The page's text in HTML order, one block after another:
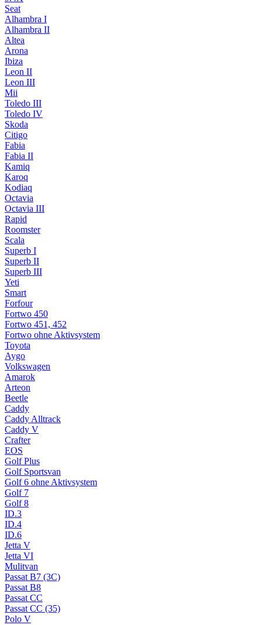
Seat
Alhambra I
Alhambra II
Altea
Arona
Ibiza
Leon II
Leon III
Mii
Toledo III
Toledo IV
Skoda
Citigo
Fabia
Fabia II
Kamiq
Karoq
Kodiaq
Octavia
Octavia III
Rapid
Roomster
Scala
Superb I
Superb II
Superb III
Yeti
Smart
Forfour
Fortwo 450
Fortwo 451, 452
Fortwo ohne Aktivsystem
Toyota
Aygo
Volkswagen
Amarok
Arteon
Beetle
Caddy
Caddy Alltrack
Caddy V
Crafter
EOS
Golf Plus
Golf Sportsvan
Golf 6 ohne Aktivsystem
Golf 7
Golf 8
ID.3
ID.4
ID.6
Jetta V
Jetta VI
Mulitvan
Passat B7 (3C)
Passat B8
Passat CC
Passat CC (35)
Polo V